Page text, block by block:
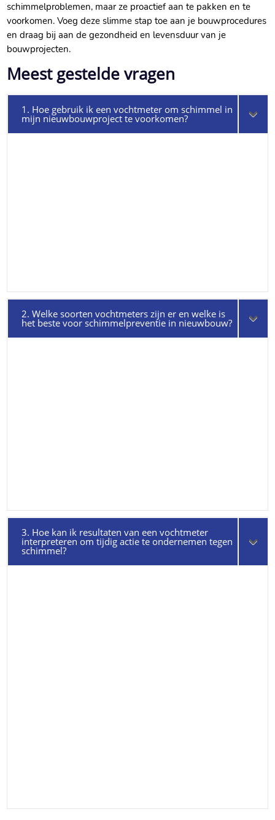
schimmelproblemen, maar ze proactief aan te pakken en te
voorkomen.​ Voeg deze slimme stap toe aan je bouwprocedures
en draag bij aan de gezondheid en levensduur van je
bouwprojecten.​
Meest gestelde vragen
1. Hoe gebruik ik een vochtmeter om schimmel in
mijn nieuwbouwproject te voorkomen?
2. Welke soorten vochtmeters zijn er en welke is
het beste voor schimmelpreventie in nieuwbouw?
3. Hoe kan ik resultaten van een vochtmeter
interpreteren om tijdig actie te ondernemen tegen
schimmel?